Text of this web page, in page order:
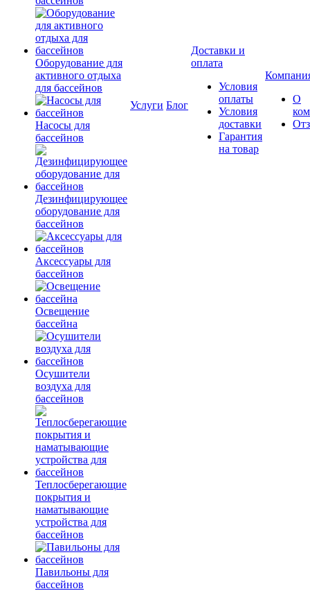
Оборудование для
активного отдыха
для бассейнов
Насосы для
бассейнов
Дезинфицирующее
оборудование для
бассейнов
Аксессуары для
бассейнов
Освещение
бассейна
Осушители
воздуха для
бассейнов
Теплосберегающие
покрытия и
наматывающие
устройства для
бассейнов
Павильоны для
бассейнов
Услуги Блог
Доставки и
оплата
Условия
оплаты
Условия
доставки
Гарантия
на товар
О